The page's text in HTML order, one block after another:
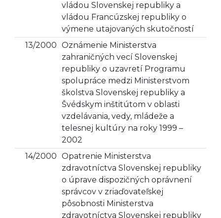
vládou Slovenskej republiky a
vládou Francúzskej republiky o
výmene utajovaných skutočností
13/2000 Oznámenie Ministerstva
zahraničných vecí Slovenskej
republiky o uzavretí Programu
spolupráce medzi Ministerstvom
školstva Slovenskej republiky a
Švédskym inštitútom v oblasti
vzdelávania, vedy, mládeže a
telesnej kultúry na roky 1999 –
2002
14/2000 Opatrenie Ministerstva
zdravotníctva Slovenskej republiky
o úprave dispozičných oprávnení
správcov v zriaďovateľskej
pôsobnosti Ministerstva
zdravotníctva Slovenskej republiky